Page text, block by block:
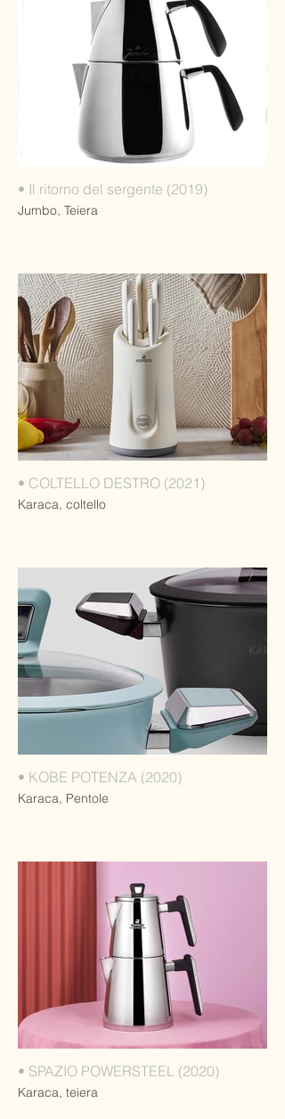
• Il ritorno del sergente (2019)
Jumbo, Teiera
• COLTELLO DESTRO (2021)
Karaca, coltello
• KOBE POTENZA (2020)
Karaca, Pentole
• SPAZIO POWERSTEEL (2020)
Karaca, teiera